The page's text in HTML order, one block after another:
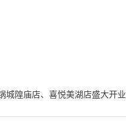
城隍庙店、喜悦美湖店盛大开业